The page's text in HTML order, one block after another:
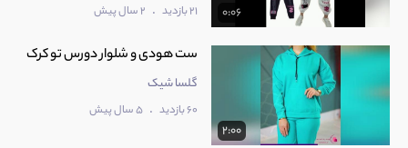
0:06 21 بازدید . 2 سال پیش
2:00
ست هودی و شلوار دورس تو کرک
گلسا شیک
60 بازدید . 5 سال پیش